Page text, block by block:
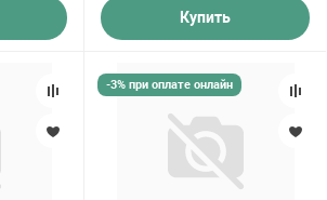
Купить
-3% при оплате онлайн